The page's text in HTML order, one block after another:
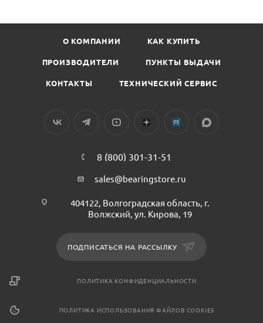
О КОМПАНИИ КАК КУПИТЬ
ПРОИЗВОДИТЕЛИ ПУНКТЫ ВЫДАЧИ
КОНТАКТЫ ТЕХНИЧЕСКИЙ СЕРВИС
8 (800) 301-31-51
sales@bearingstore.ru
404122, Волгоградская область, г.
Волжский, ул. Кирова, 19
ПОДПИСАТЬСЯ НА РАССЫЛКУ
ПОЛИТИКА КОНФИДЕНЦИАЛЬНОСТИ
ПОЛИТИКА ИСПОЛЬЗОВАНИЯ ФАЙЛОВ COOKIES